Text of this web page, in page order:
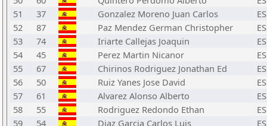
51
37 Gonzalez Moreno Juan Carlos
52
87 Paz Mendez German Christopher
53
74 Iriarte Callejas Joaquin
54
45 Perez Martin Nicanor
55
67 Chirinos Rodriguez Jonathan Ed
56
50 Ruiz Yanes Jose David
57
61 Alvarez Alonso Alberto
58
55 Rodriguez Redondo Ethan
59
54 Diaz Garcia Carlos Luis